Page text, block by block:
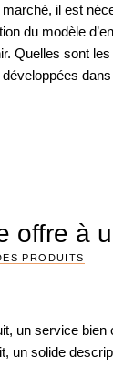
il est
du modèle
Quelles sont
offre à
PRODUITS
un service bien
un solide